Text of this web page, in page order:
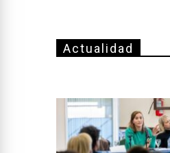
Actualidad